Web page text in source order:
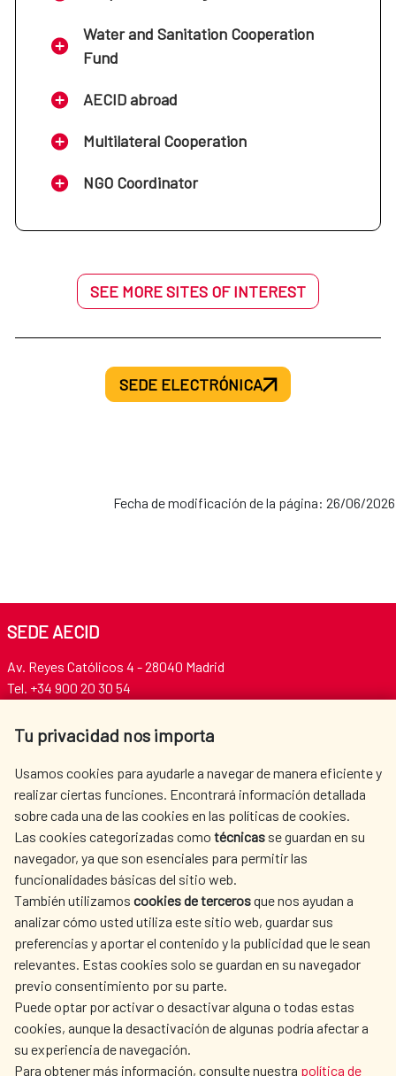
Water and Sanitation Cooperation
Fund
AECID abroad
Multilateral Cooperation
NGO Coordinator
SEE MORE SITES OF INTEREST
SEDE ELECTRÓNICA
Fecha de modificación de la página: 26/06/2026
Tu privacidad nos importa
Usamos cookies para ayudarle a navegar de manera eficiente y
realizar ciertas funciones. Encontrará información detallada
sobre cada una de las cookies en las políticas de cookies.
Las cookies categorizadas como técnicas se guardan en su
navegador, ya que son esenciales para permitir las
funcionalidades básicas del sitio web.
También utilizamos cookies de tercerosque nos ayudan a
analizar cómo usted utiliza este sitio web, guardar sus
preferencias y aportar el contenido y la publicidad que le sean
relevantes. Estas cookies solo se guardan en su navegador
previo consentimiento por su parte.
Puede optar por activar o desactivar alguna o todas estas
cookies, aunque la desactivación de algunas podría afectar a
su experiencia de navegación.
Para obtener más información, consulte nuestra política de
SEDE AECID
Av. Reyes Católicos 4 - 28040 Madrid
Tel. +34 900 20 30 54​​​​​​​
AECID
WHERE DO WE COOPERATE?
SPANISH HUMANITARIAN
ACTION
PRESS ROOM
CULTURE AND SCIENCE LIBRARY
OUR SOCIAL MEDIA